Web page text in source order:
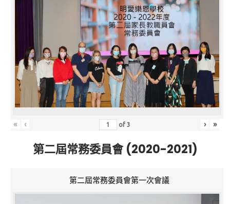
« ‹ of3 › »
第二屆常務委員會 (2020-2021)
第二屆常務委員會第一次會議